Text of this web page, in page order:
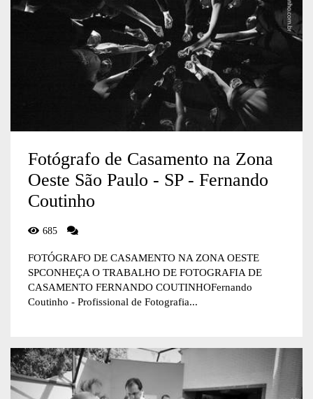
Fotógrafo de Casamento na Zona
Oeste São Paulo - SP - Fernando
Coutinho
685
FOTÓGRAFO DE CASAMENTO NA ZONA OESTE
SPCONHEÇA O TRABALHO DE FOTOGRAFIA DE
CASAMENTO FERNANDO COUTINHOFernando
Coutinho - Profissional de Fotografia...